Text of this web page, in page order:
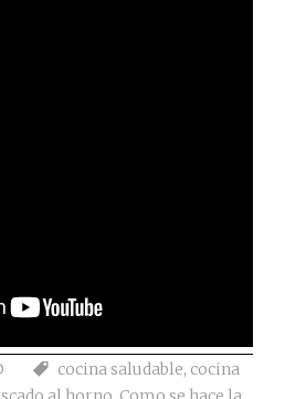
cocina saludable, cocina